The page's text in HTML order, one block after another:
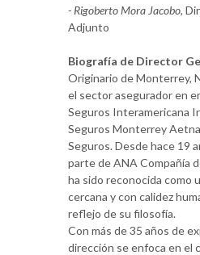
- Rigoberto Mora Jacobo,
Adjunto
Biografía de Director
Originario de Monterrey,
el sector asegurador en
Seguros Interamericana
Seguros Monterrey
Seguros. Desde hace 19
parte de ANA Compañía
ha sido reconocida como
cercana y con calidez
reflejo de su filosofía.
Con más de 35 años de
dirección se enfoca en el